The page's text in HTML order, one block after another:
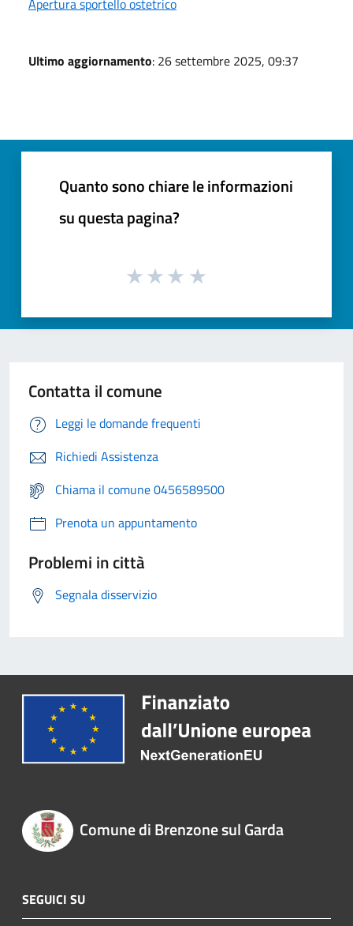
Ultimo aggiornamento: 26 settembre 2025, 09:37
Quanto sono chiare le informazioni
su questa pagina?
Contatta il comune
Leggi le domande frequenti
Richiedi Assistenza
Chiama il comune 0456589500
Prenota un appuntamento
Problemi in città
Segnala disservizio
Comune di Brenzone sul Garda
SEGUICI SU